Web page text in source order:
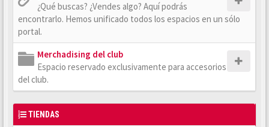
¿Qué buscas? ¿Vendes algo? Aquí podrás
encontrarlo. Hemos unificado todos los espacios en un sólo
portal.
Merchadising del club
Espacio reservado exclusivamente para accesorios
del club.
TIENDAS